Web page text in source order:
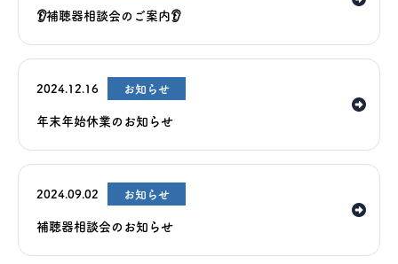
👂補聴器相談会のご案内👂
2024.12.16 お知らせ
年末年始休業のお知らせ
2024.09.02 お知らせ
補聴器相談会のお知らせ